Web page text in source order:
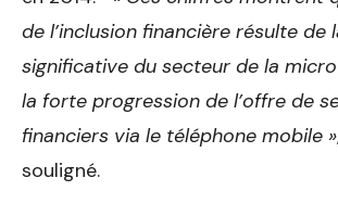
de l’inclusion financière résulte
significative du secteur de la
la forte progression de l’offre de
financiers via le téléphone mobile »
souligné.